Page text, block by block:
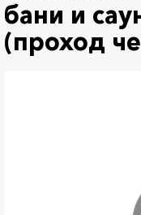
бани и
(проход